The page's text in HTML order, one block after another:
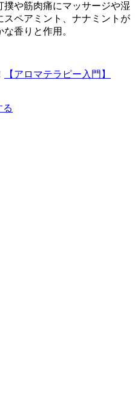
や筋肉痛にマッサージや湿
ペアミント、ナナミントが
香りと作用。
【アロマテラピー入門】
る